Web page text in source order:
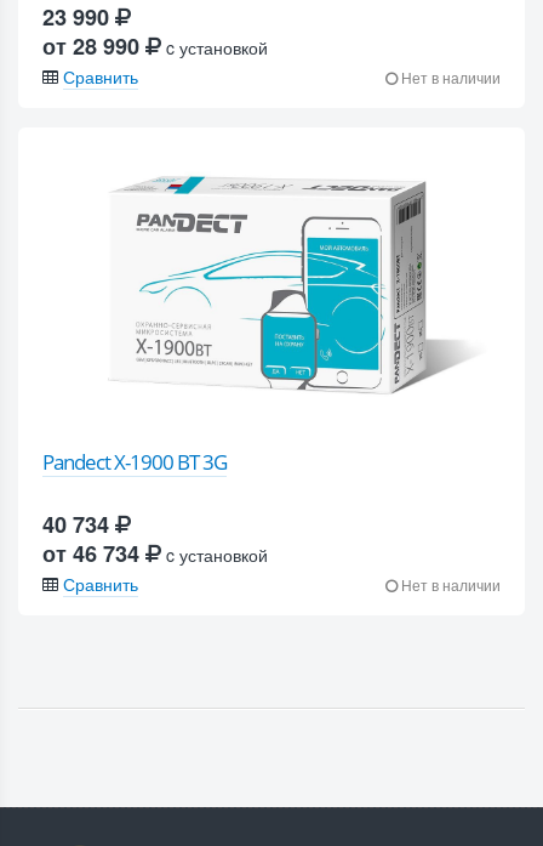
23 990
от 28 990
c установкой
Сравнить
Нет в наличии
Pandect X-1900 BT 3G
40 734
от 46 734
c установкой
Сравнить
Нет в наличии